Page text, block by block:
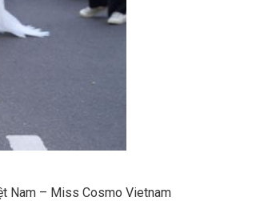
Nam – Miss Cosmo Vietnam